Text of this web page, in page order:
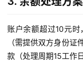
首
流
量
账户余额超过10元
（需提供双方身份
款（处理周期15工作日